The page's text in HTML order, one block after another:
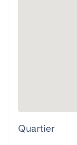
Quartier